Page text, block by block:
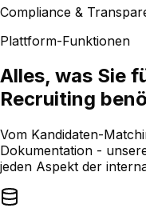
Compliance &
Plattform-Funktionen
Alles, was Sie
Recruiting
Vom Kandidaten-
Dokumentation -
jeden Aspekt der